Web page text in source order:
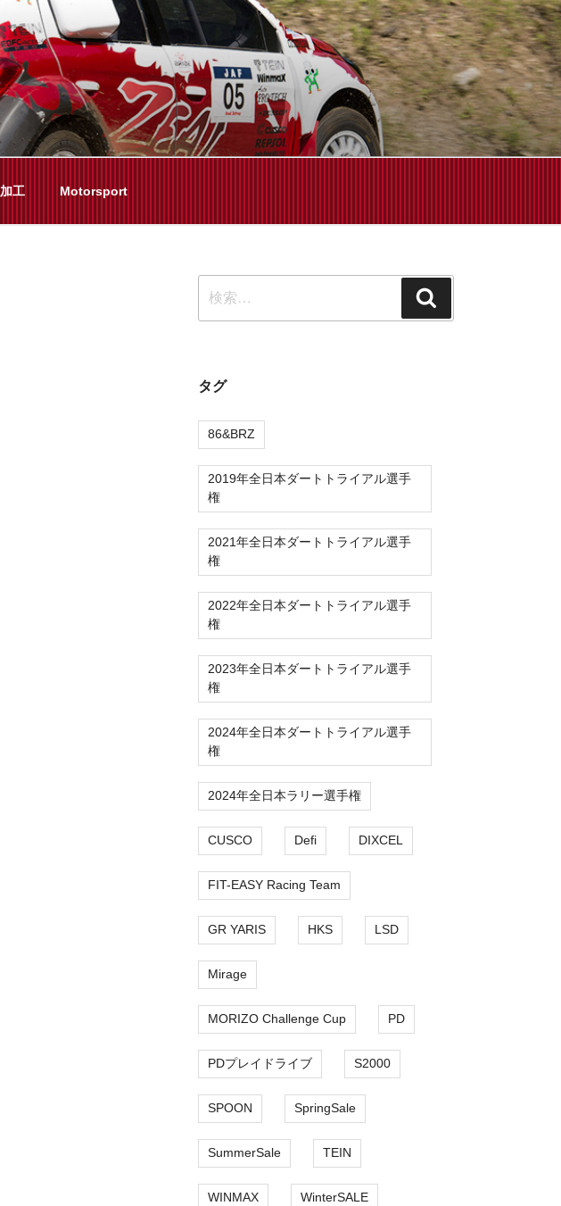
らジャンルフリーでお任せください!
工 Motorsport
索:
索
タグ
86&BRZ
2019年全日本ダートトライアル選手
権
2021年全日本ダートトライアル選手
権
2022年全日本ダートトライアル選手
権
2023年全日本ダートトライアル選手
権
2024年全日本ダートトライアル選手
権
2024年全日本ラリー選手権
CUSCO Defi DIXCEL
FIT-EASY Racing Team
GR YARIS HKS LSD
Mirage
MORIZO Challenge Cup PD
PDプレイドライブ S2000
SPOON SpringSale
SummerSale TEIN
WINMAX WinterSALE